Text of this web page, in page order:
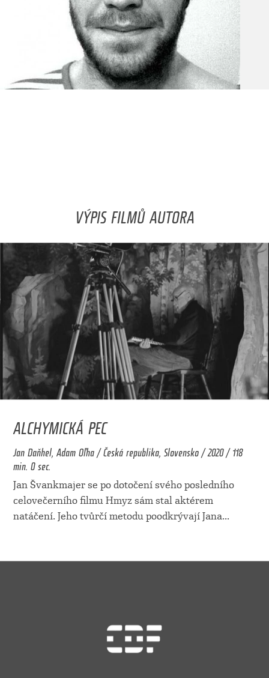
VÝPIS FILMŮ AUTORA
ALCHYMICKÁ PEC
Jan Daňhel, Adam Oľha / Česká republika, Slovensko / 2020 / 118
min. 0 sec.
Jan Švankmajer se po dotočení svého posledního
celovečerního filmu Hmyz sám stal aktérem
natáčení. Jeho tvůrčí metodu poodkrývají Jana...